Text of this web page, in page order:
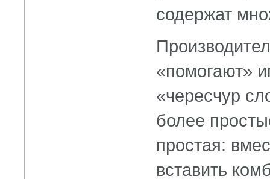
содержат
«помогают»
«чересчур
более
простая:
вставить